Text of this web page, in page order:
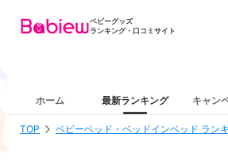
ベビーグッズ
ランキング・口コミサイト
ホーム 最新ランキング キャン
TOP ベビーベッド・ベッドインベッド ラン